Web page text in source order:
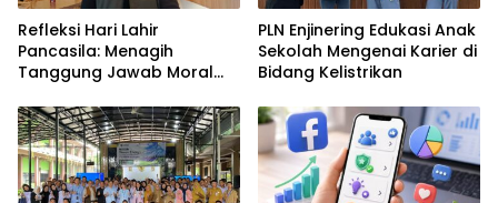
Refleksi Hari Lahir
Pancasila: Menagih
Tanggung Jawab Moral
PLN Enjinering Edukasi Anak
Sekolah Mengenai Karier di
Bidang Kelistrikan